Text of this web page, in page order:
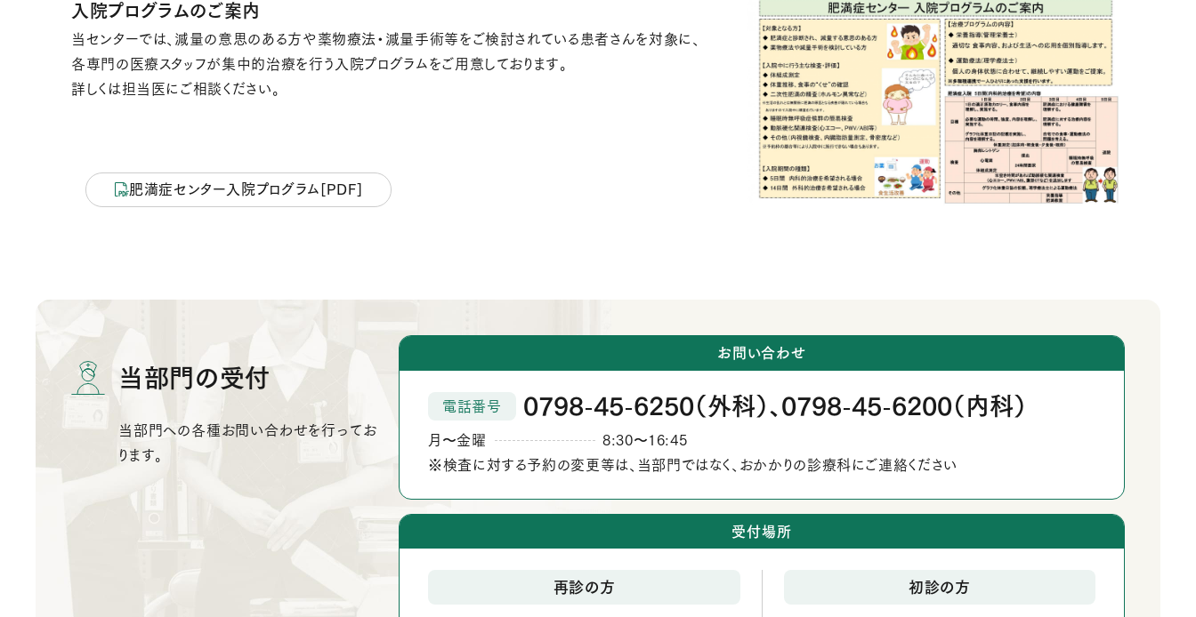
入院プログラムのご案内
当センターでは、減量の意思のある方や薬物療法・減量手術等をご検討されている患者さんを対象に、
各専門の医療スタッフが集中的治療を行う入院プログラムをご用意しております。
詳しくは担当医にご相談ください。
肥満症センター入院プログラム[PDF]
当部門の受付
当部門への各種お問い合わせを行ってお
ります。
お問い合わせ
電話番号
0798 45 6250（外科）、0798 45 6200（内科）
月
か
金曜
8:30
から
16:45
※検査に対する予約の変更等は、当部門ではなく、おかかりの診療科にご連絡ください
受付場所
再診の方 初診の方